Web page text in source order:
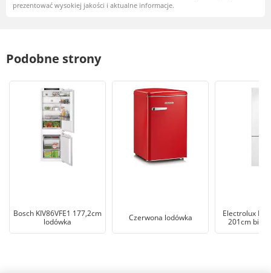
prezentować wysokiej jakości i aktualne informacje.
Podobne strony
Bosch KIV86VFE1 177,2cm
lodówka
Czerwona lodówka
Electrolux
201cm